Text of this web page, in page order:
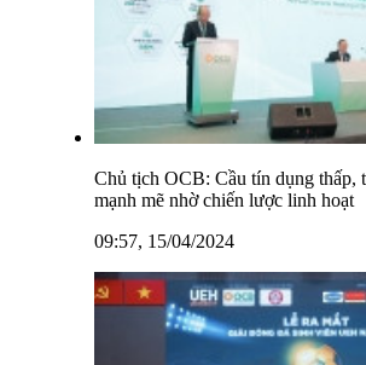
Chủ tịch OCB: Cầu tín dụng thấp,
mạnh mẽ nhờ chiến lược linh hoạt
09:57, 15/04/2024